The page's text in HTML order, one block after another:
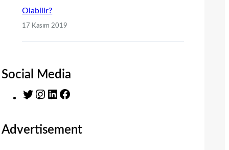
Olabilir?
17 Kasım 2019
Social Media
T
i
I
s
L
n
c
Advertisement